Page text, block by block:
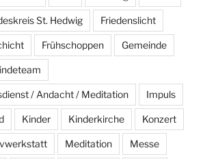
St. Hedwig Friedenslicht
Frühschoppen Gemeinde
/ Andacht / Meditation Impuls
Kinder Kinderkirche Konzert
Meditation Messe